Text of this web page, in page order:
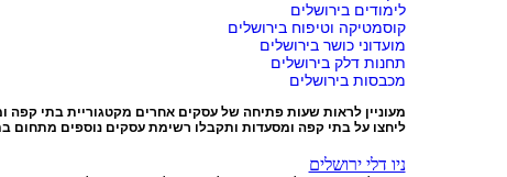
לימודים בירושלים
קוסמטיקה וטיפוח בירושלים
מועדוני כושר בירושלים
תחנות דלק בירושלים
מכבסות בירושלים
מעוניין לראות שעות פתיחה של עסקים אחרים מקטגורייתבתי קפה
ליחצו עלבתי קפה ומסעדות ותקבלו רשימת עסקים נוספים מתחום
ניו דלי ירושלים